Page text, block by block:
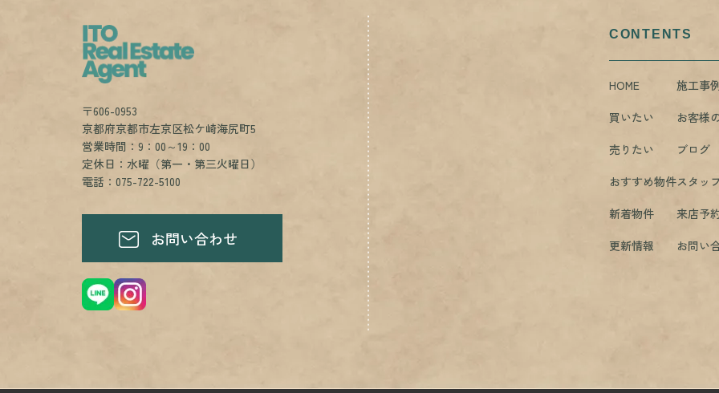
〒606-0953
京都府京都市左京区松ケ崎海尻町5
営業時間：9：00～19：00
定休日：水曜（第一・第三火曜日）
電話：075-722-5100
お問い合わせ
CONTENTS
HOME
施工事
買いたい
お客様
売りたい
ブログ
おすすめ物件スタッ
新着物件
来店予
更新情報
お問い